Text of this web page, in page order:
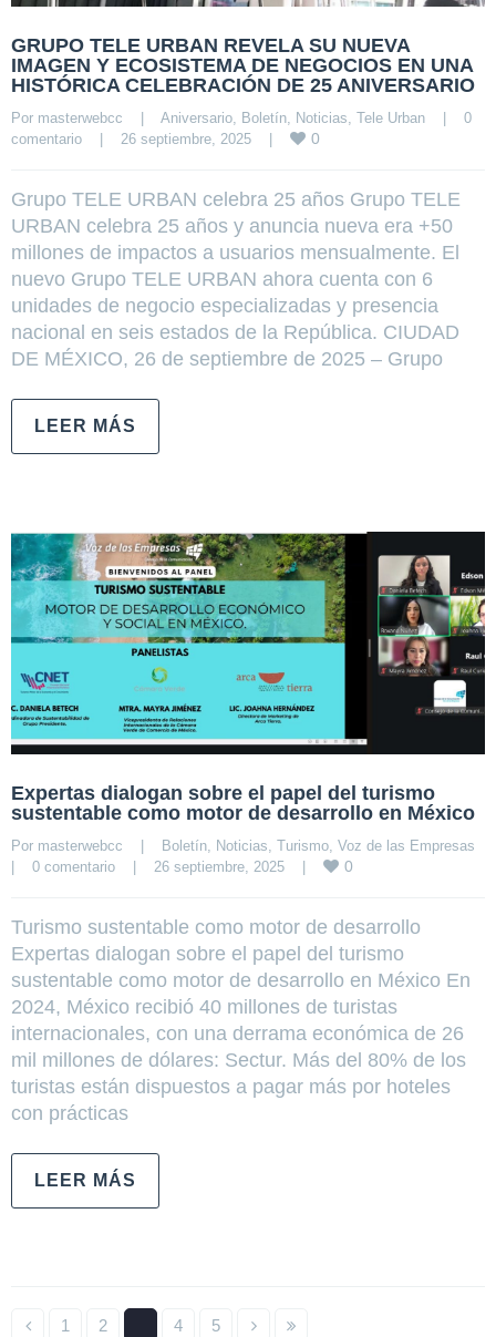
GRUPO TELE URBAN REVELA SU NUEVA
IMAGEN Y ECOSISTEMA DE NEGOCIOS EN UNA
HISTÓRICA CELEBRACIÓN DE 25 ANIVERSARIO
Por masterwebcc | Aniversario Boletín Noticias Tele Urban |
0
comentario
| 26 septiembre, 2025 | 0
Grupo TELE URBAN celebra 25 años Grupo TELE
URBAN celebra 25 años y anuncia nueva era +50
millones de impactos a usuarios mensualmente. El
nuevo Grupo TELE URBAN ahora cuenta con 6
unidades de negocio especializadas y presencia
nacional en seis estados de la República. CIUDAD
DE MÉXICO, 26 de septiembre de 2025 – Grupo
LEER MÁS
Expertas dialogan sobre el papel del turismo
sustentable como motor de desarrollo en México
Por masterwebcc Boletín, Noticias, Turismo, Voz de las Empresas
0 comentario 26 septiembre, 2025 0
Turismo sustentable como motor de desarrollo
Expertas dialogan sobre el papel del turismo
sustentable como motor de desarrollo en México En
2024, México recibió 40 millones de turistas
internacionales, con una derrama económica de 26
mil millones de dólares: Sectur. Más del 80% de los
turistas están dispuestos a pagar más por hoteles
con prácticas
LEER MÁS
1 2 4 5